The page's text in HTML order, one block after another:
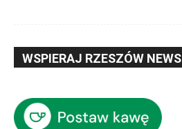
WSPIERAJ RZESZÓW NEWS